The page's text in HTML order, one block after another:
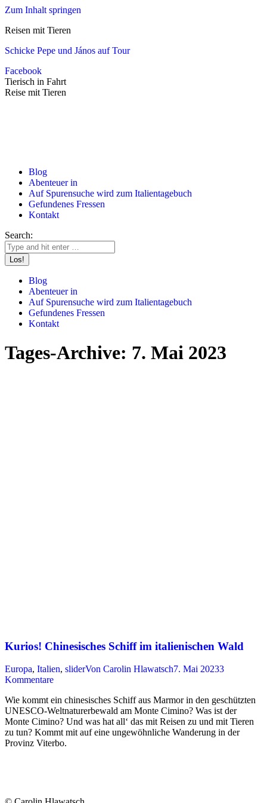
Zum Inhalt springen
Reisen mit Tieren
Schicke Pepe und János auf Tour
Facebook
Tierisch in Fahrt
Reise mit Tieren
Blog
Abenteuer in
Auf Spurensuche wird zum Italientagebuch
Gefundenes Fressen
Kontakt
Search:
Blog
Abenteuer in
Auf Spurensuche wird zum Italientagebuch
Gefundenes Fressen
Kontakt
Tages-Archive: 7. Mai 2023
Kurios! Chinesisches Schiff im italienischen Wald
Europa, Italien, sliderVon Carolin Hlawatsch7. Mai 20233
Kommentare
Wie kommt ein chinesisches Schiff aus Marmor in den geschützten
UNESCO-Weltnaturerbewald am Monte Cimino? Was ist der
Monte Cimino? Und was hat all‘ das mit Reisen zu und mit Tieren
zu tun? Kommt mit auf eine ungewöhnliche Wanderung in der
Provinz Viterbo.